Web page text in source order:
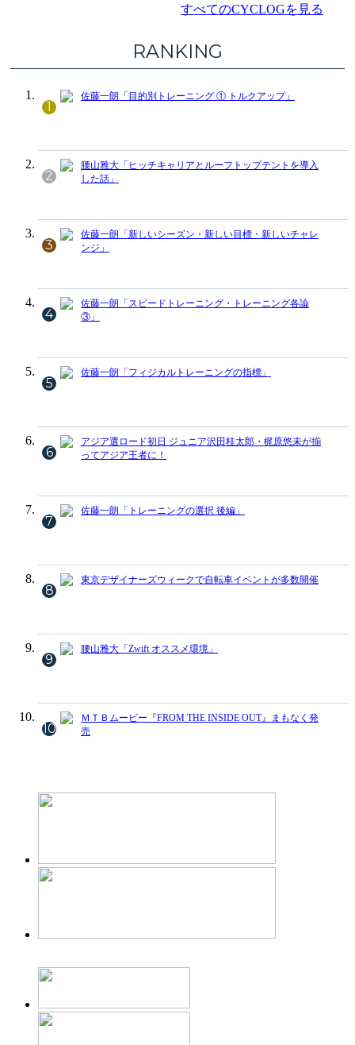
すべてのCYCLOGを見る
RANKING
1
佐藤一朗「目的別トレーニング ① トルクアップ」
2
腰山雅大「ヒッチキャリアとルーフトップテントを導入
した話」
3
佐藤一朗「新しいシーズン・新しい目標・新しいチャレ
ンジ」
4
佐藤一朗「スピードトレーニング・トレーニング各論
③」
5
佐藤一朗「フィジカルトレーニングの指標」
6
アジア選ロード初日 ジュニア沢田桂太郎・梶原悠未が揃
ってアジア王者に！
7
佐藤一朗「トレーニングの選択 後編」
8
東京デザイナーズウィークで自転車イベントが多数開催
9
腰山雅大「Zwift オススメ環境」
10
ＭＴＢムービー『FROM THE INSIDE OUT』まもなく発
売